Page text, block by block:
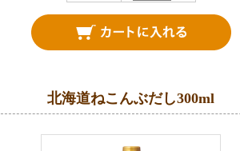
北海道ねこんぶだし300ml